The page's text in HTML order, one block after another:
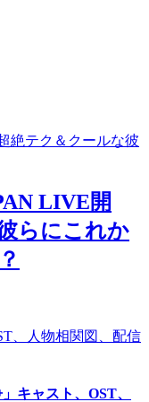
LIVE開
らにこれか
キャスト、OST、